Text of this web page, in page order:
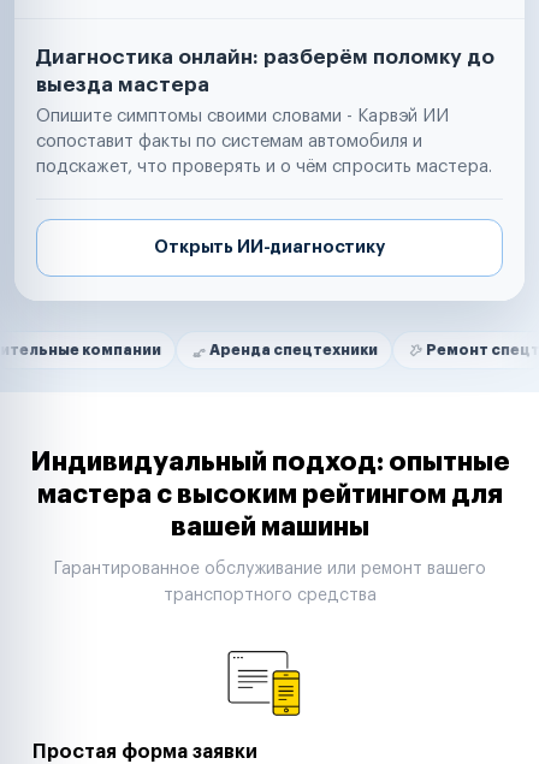
Диагностика онлайн: разберём поломку до
выезда мастера
Опишите симптомы своими словами - Карвэй ИИ
сопоставит факты по системам автомобиля и
подскажет, что проверять и о чём спросить мастера.
Открыть ИИ-диагностику
Нам доверяют
Аренда спецтехники Ремонт спецтехники
Маркетплейсы
Таксопарки
Автодилеры
Строительные компании
Аренда спецтехники
Индивидуальный подход: опытные
мастера с высоким рейтингом для
вашей машины
Гарантированное обслуживание или ремонт вашего
транспортного средства
Простая форма заявки